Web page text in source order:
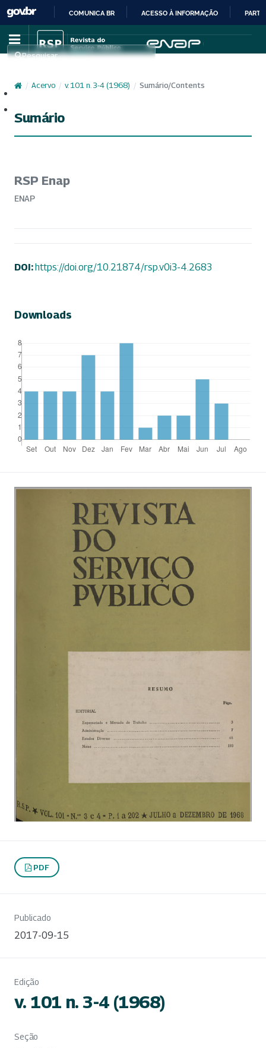
IR
PARA
CONTEÚDO
COMUNICA BR ACESSO À INFORMAÇÃO
Pesquisar
/ Acervo / v. 101 n. 3-4 (1968) / Sumário/Contents
Sumário
RSP Enap
ENAP
DOI:https://doi.org/10.21874/rsp.v0i3-4.2683
Downloads
PDF
Publicado
2017-09-15
Edição
v. 101 n. 3-4 (1968)
Seção